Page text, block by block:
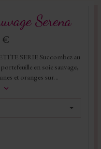
Serena
€
SERIE Succombez au
en soie sauvage,
et oranges sur...